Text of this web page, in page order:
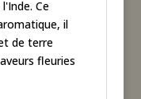
Ce
il
de terre
fleuries